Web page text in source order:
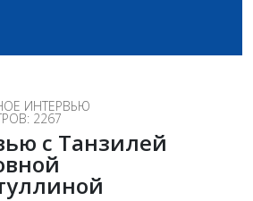
ИНТЕРВЬЮ
2267
с Танзилей